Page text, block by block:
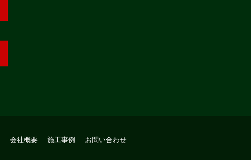
会社概要 施工事例 お問い合わせ